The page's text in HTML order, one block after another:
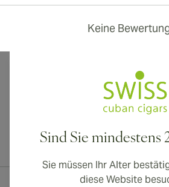
Keine
Sind Sie mindestens
Sie müssen Ihr Alter
diese Website
Internationaler Versand nach Kanada,